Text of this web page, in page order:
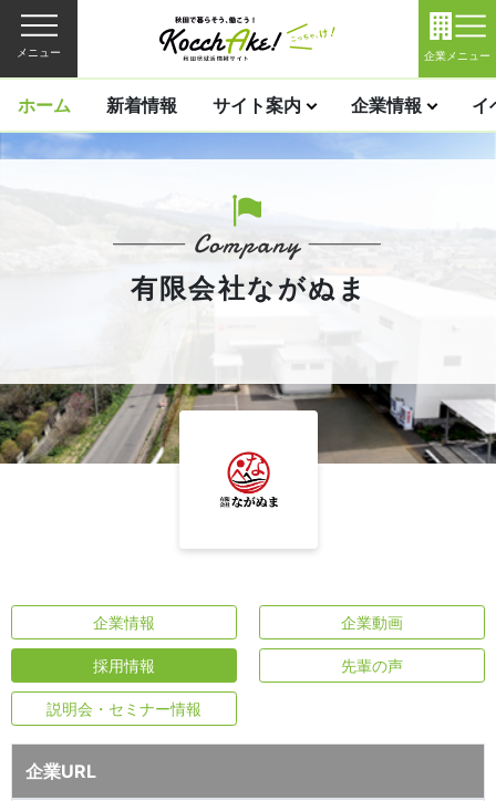
メニュー 企業メニュー
ホーム 新着情報 サイト案内 企業情報 イ
有限会社ながぬま
企業情報 企業動画
採用情報 先輩の声
説明会・セミナー情報
企業URL